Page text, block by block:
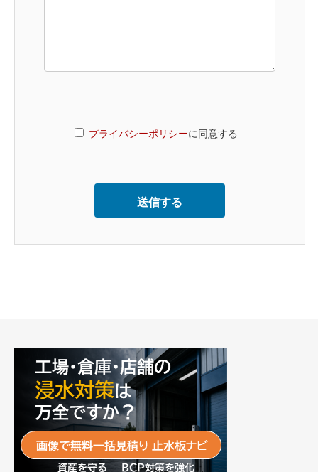
プライバシーポリシーに同意する